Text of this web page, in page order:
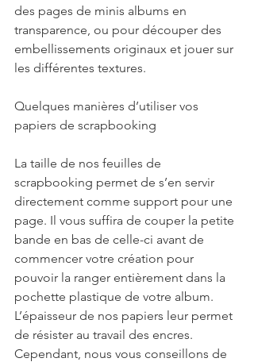
des pages de minis albums en
transparence, ou pour découper des
embellissements originaux et jouer sur
les différentes textures.
Quelques manières d’utiliser vos
papiers de scrapbooking
La taille de nos feuilles de
scrapbooking permet de s’en servir
directement comme support pour une
page. Il vous suffira de couper la petite
bande en bas de celle-ci avant de
commencer votre création pour
pouvoir la ranger entièrement dans la
pochette plastique de votre album.
L’épaisseur de nos papiers leur permet
de résister au travail des encres.
Cependant, nous vous conseillons de